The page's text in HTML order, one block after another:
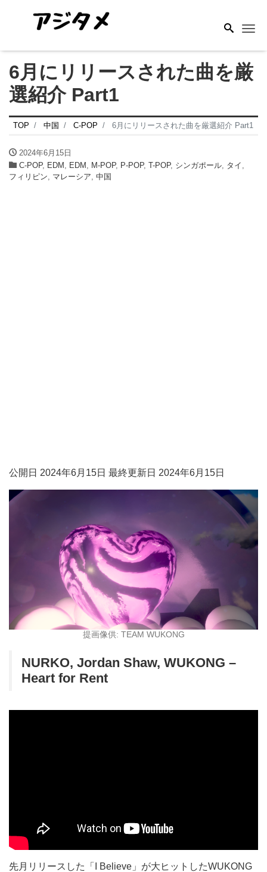
6月にリリースされた曲を厳
選紹介 Part1
TOP 中国 C-POP 6月にリリースされた曲を厳選紹介 Part1
2024年6月15日
C-POP, EDM EDM M-POP, P-POP, T-POP, シンガポール タイ
フィリピン
マレーシア 中国
公開日 2024年6月15日 最終更新日 2024年6月15日
提画像供: TEAM WUKONG
NURKO, Jordan Shaw, WUKONG –
Heart for Rent
先月リリースした「I Believe」が大ヒットしたWUKONG